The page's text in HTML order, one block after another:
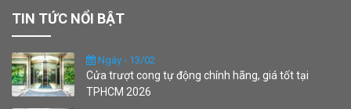
TIN TỨC NỔI BẬT
Ngày - 13/02
Cửa trượt cong tự động chính hãng, giá tốt tại
TPHCM 2026